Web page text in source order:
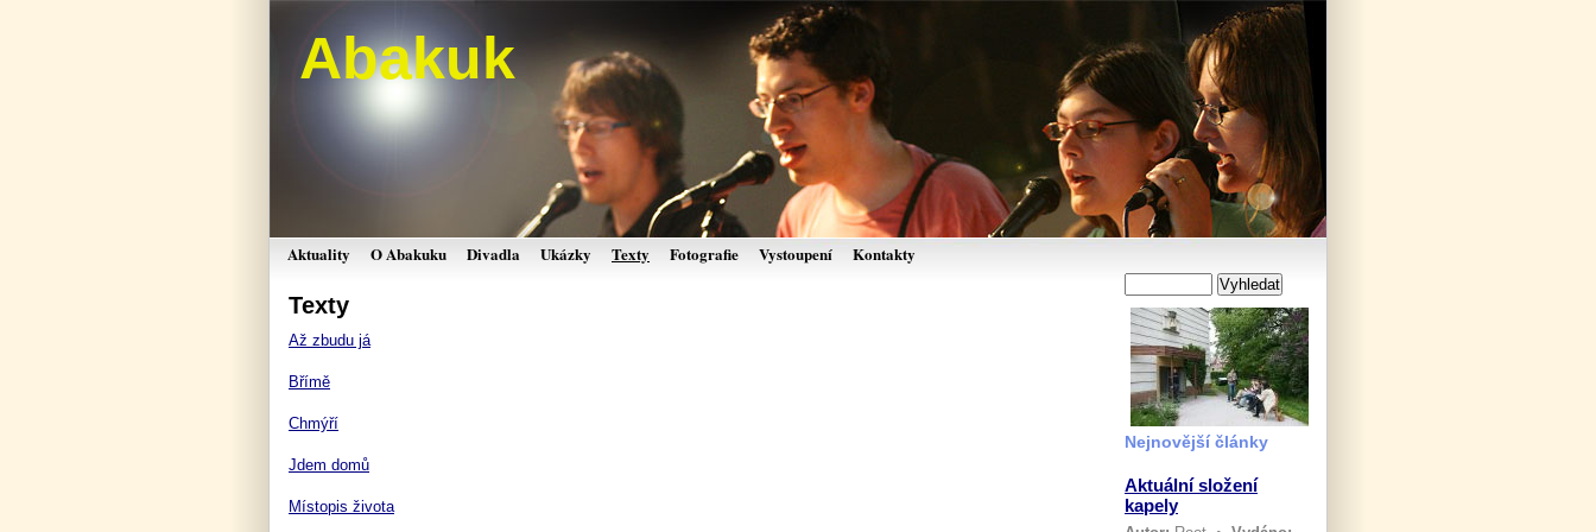
Abakuk
Aktuality O Abakuku Divadla Ukázky Texty Fotografie Vystoupení Kontakty
Nejnovější články
Aktuální složení
kapely
Texty
Až zbudu já
Břímě
Chmýří
Jdem domů
Místopis života